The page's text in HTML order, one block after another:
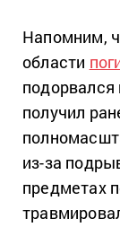
Напомним,
области
получил
из-за
предметах